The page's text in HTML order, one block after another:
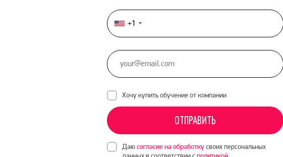
United
States
+1
Хочу купить обучение от компании
ОТПРАВИТЬ
Даюсогласие на обработкусвоих персональных
данных в соответствии сполитикой